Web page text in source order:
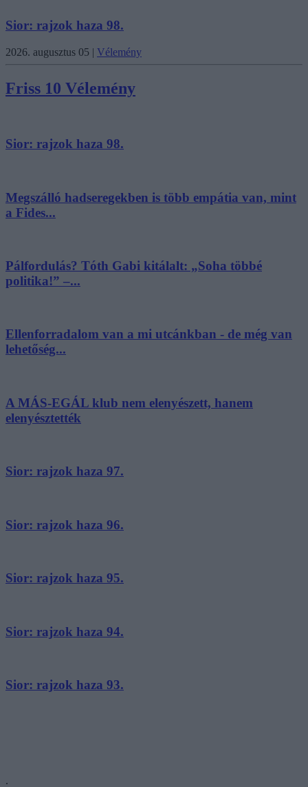
Sior: rajzok haza 98.
2026. augusztus 05 | Vélemény
Friss 10 Vélemény
Sior: rajzok haza 98.
Megszálló hadseregekben is több empátia van, mint
a Fides...
Pálfordulás? Tóth Gabi kitálalt: „Soha többé
politika!” –...
Ellenforradalom van a mi utcánkban - de még van
lehetőség...
A MÁS-EGÁL klub nem elenyészett, hanem
elenyésztették
Sior: rajzok haza 97.
Sior: rajzok haza 96.
Sior: rajzok haza 95.
Sior: rajzok haza 94.
Sior: rajzok haza 93.
.